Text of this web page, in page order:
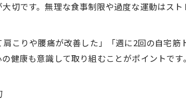
ダイエット継続に欠かせない自宅習慣の
自宅ダイエットが健康維持に効果的な理
枚方市でも実践できる健康的な自宅習慣
切です。無理な食事制限や過度な運動はス
こりや腰痛が改善した」「週に2回の自宅
健康も意識して取り組むことがポイントです。